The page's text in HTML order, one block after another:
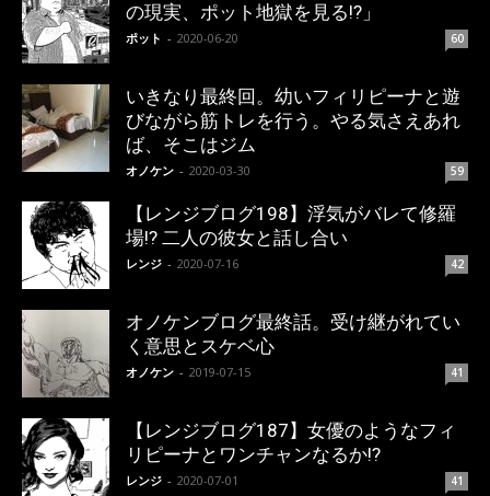
の現実、ポット地獄を見る!?」
ポット - 2020-06-20 60
いきなり最終回。幼いフィリピーナと遊
びながら筋トレを行う。やる気さえあれ
ば、そこはジム
オノケン - 2020-03-30 59
【レンジブログ198】浮気がバレて修羅
場!? 二人の彼女と話し合い
レンジ - 2020-07-16 42
オノケンブログ最終話。受け継がれてい
く意思とスケベ心
オノケン - 2019-07-15 41
【レンジブログ187】女優のようなフィ
リピーナとワンチャンなるか!?
レンジ - 2020-07-01 41